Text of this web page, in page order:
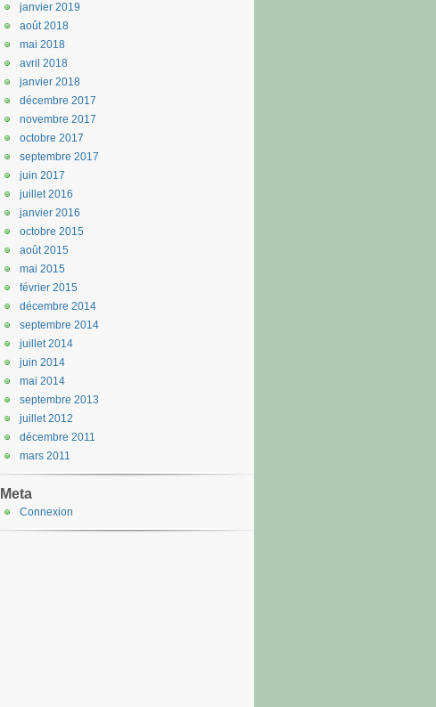
janvier 2019
août 2018
mai 2018
avril 2018
janvier 2018
décembre 2017
novembre 2017
octobre 2017
septembre 2017
juin 2017
juillet 2016
janvier 2016
octobre 2015
août 2015
mai 2015
février 2015
décembre 2014
septembre 2014
juillet 2014
juin 2014
mai 2014
septembre 2013
juillet 2012
décembre 2011
mars 2011
Meta
Connexion